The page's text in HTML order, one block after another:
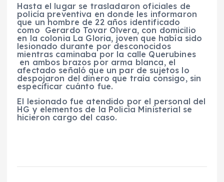
Hasta el lugar se trasladaron oficiales de
policía preventiva en donde les informaron
que un hombre de 22 años identificado
como Gerardo Tovar Olvera, con domicilio
en la colonia La Gloria, joven que había sido
lesionado durante por desconocidos
mientras caminaba por la calle Querubines
en ambos brazos por arma blanca, el
afectado señaló que un par de sujetos lo
despojaron del dinero que traía consigo, sin
especificar cuánto fue.
El lesionado fue atendido por el personal del
HG y elementos de la Policía Ministerial se
hicieron cargo del caso.